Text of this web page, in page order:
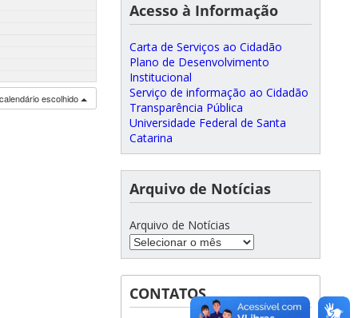
escolhido
Acesso à Informação
Carta de Serviços ao Cidadão
Plano de Desenvolvimento
Institucional
Serviço de informação ao Cidadão
Transparência Pública
Universidade Federal de Santa
Catarina
Arquivo de Notícias
Arquivo de Notícias
CONTATOS